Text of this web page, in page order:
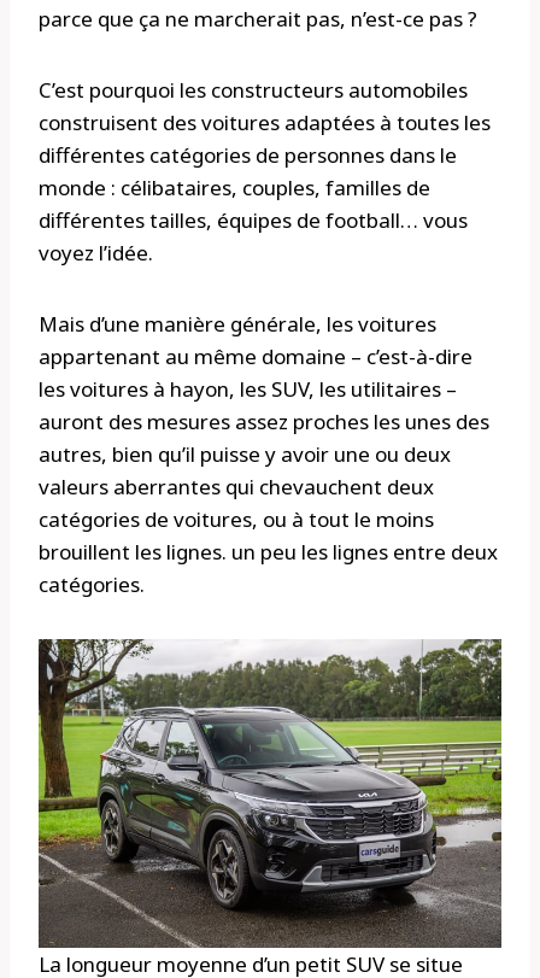
parce que ça ne marcherait pas, n’est-ce pas ?
C’est pourquoi les constructeurs automobiles
construisent des voitures adaptées à toutes les
différentes catégories de personnes dans le
monde : célibataires, couples, familles de
différentes tailles, équipes de football… vous
voyez l’idée.
Mais d’une manière générale, les voitures
appartenant au même domaine – c’est-à-dire
les voitures à hayon, les SUV, les utilitaires –
auront des mesures assez proches les unes des
autres, bien qu’il puisse y avoir une ou deux
valeurs aberrantes qui chevauchent deux
catégories de voitures, ou à tout le moins
brouillent les lignes. un peu les lignes entre deux
catégories.
La longueur moyenne d’un petit SUV se situe